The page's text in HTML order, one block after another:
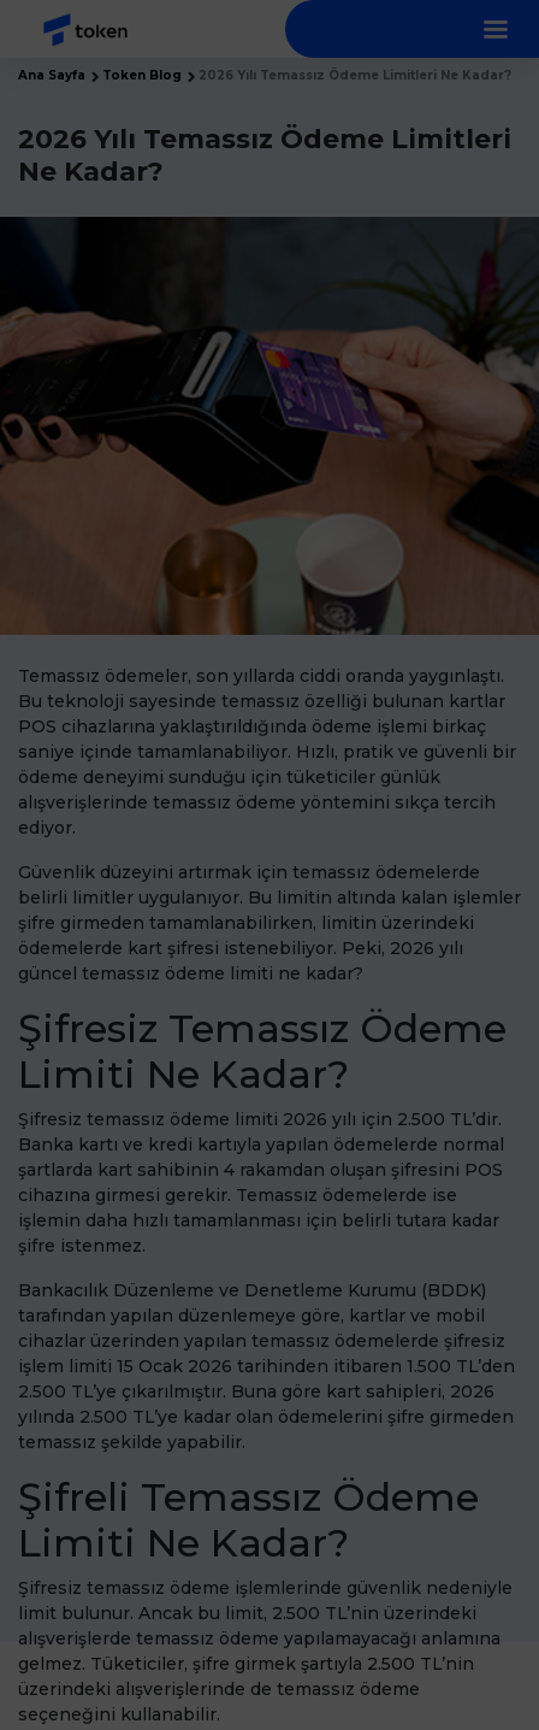
Ana Sayfa Token Blog 2026 Yılı Temassız Ödeme Limitleri Ne Kadar?
2026 Yılı Temassız Ödeme Limitleri
Ne Kadar?
Temassız ödemeler, son yıllarda ciddi oranda yaygınlaştı.
Bu teknoloji sayesinde temassız özelliği bulunan kartlar
POS cihazlarına yaklaştırıldığında ödeme işlemi birkaç
saniye içinde tamamlanabiliyor. Hızlı, pratik ve güvenli bir
ödeme deneyimi sunduğu için tüketiciler günlük
alışverişlerinde temassız ödeme yöntemini sıkça tercih
ediyor.
Güvenlik düzeyini artırmak için temassız ödemelerde
belirli limitler uygulanıyor. Bu limitin altında kalan işlemler
şifre girmeden tamamlanabilirken, limitin üzerindeki
ödemelerde kart şifresi istenebiliyor. Peki, 2026 yılı
güncel temassız ödeme limiti ne kadar?
Şifresiz Temassız Ödeme
Limiti Ne Kadar?
Şifresiz temassız ödeme limiti 2026 yılı için 2.500 TL’dir.
Banka kartı ve kredi kartıyla yapılan ödemelerde normal
şartlarda kart sahibinin 4 rakamdan oluşan şifresini POS
cihazına girmesi gerekir. Temassız ödemelerde ise
işlemin daha hızlı tamamlanması için belirli tutara kadar
şifre istenmez.
Bankacılık Düzenleme ve Denetleme Kurumu (BDDK)
tarafından yapılan düzenlemeye göre, kartlar ve mobil
cihazlar üzerinden yapılan temassız ödemelerde şifresiz
işlem limiti 15 Ocak 2026 tarihinden itibaren 1.500 TL’den
2.500 TL’ye çıkarılmıştır. Buna göre kart sahipleri, 2026
yılında 2.500 TL’ye kadar olan ödemelerini şifre girmeden
temassız şekilde yapabilir.
Şifreli Temassız Ödeme
Limiti Ne Kadar?
Şifresiz temassız ödeme işlemlerinde güvenlik nedeniyle
limit bulunur. Ancak bu limit, 2.500 TL’nin üzerindeki
alışverişlerde temassız ödeme yapılamayacağı anlamına
gelmez. Tüketiciler, şifre girmek şartıyla 2.500 TL’nin
üzerindeki alışverişlerinde de temassız ödeme
seçeneğini kullanabilir.